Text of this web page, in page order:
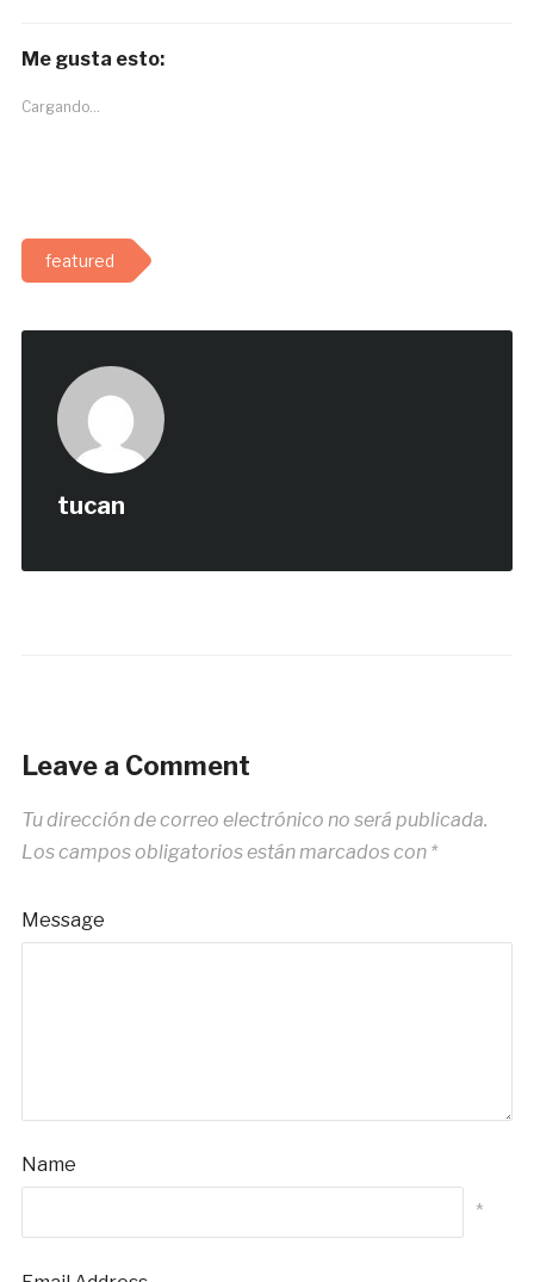
Me gusta esto:
Cargando...
featured
tucan
Leave a Comment
Tu dirección de correo electrónico no será publicada.
Los campos obligatorios están marcados con *
Message
Name
*